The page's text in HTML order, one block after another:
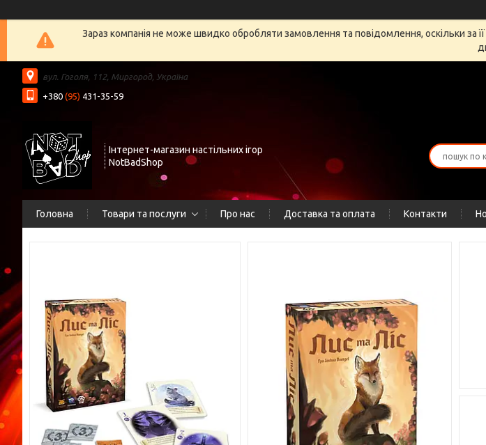
Зараз компанія не може швидко обробляти замовлення та повідомлення, оскільки
вул. Гоголя, 112, Миргород, Україна
+380 (95) 431-35-59
Інтернет-магазин настільних ігор
NotBadShop
Головна Товари та послуги Про нас Доставка та оплата Контакти